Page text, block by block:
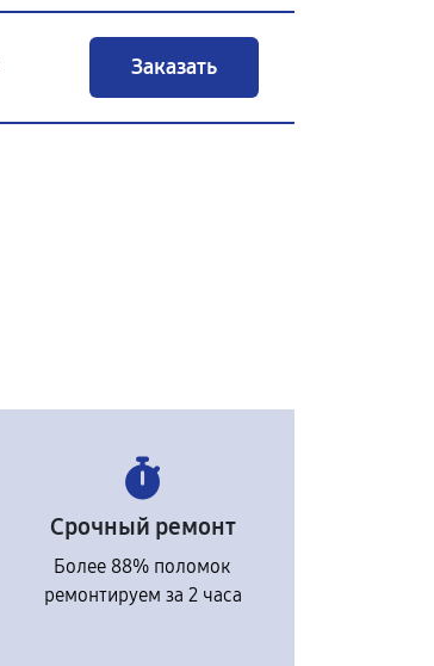
Заказать
Срочный ремонт
Более 88% поломок
ремонтируем за 2 часа